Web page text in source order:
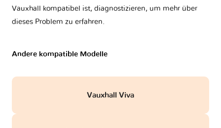
Vauxhall kompatibel ist, diagnostizieren, um mehr über
dieses Problem zu erfahren.
Andere kompatible Modelle
Vauxhall Viva